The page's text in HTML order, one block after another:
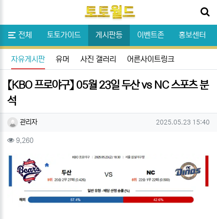
전체
포츠분석 토토가이드 게시판등 이벤트존 홍보센터
자유게시판 유머 사진 갤러리 어른사이트링크
【KBO 프로야구】 05월 23일 두산 vs NC 스포츠 분
석
작성자 정보
관리자작성 작성일
2025.05.23 15:40
컨텐츠 정보
9,260조회
본문